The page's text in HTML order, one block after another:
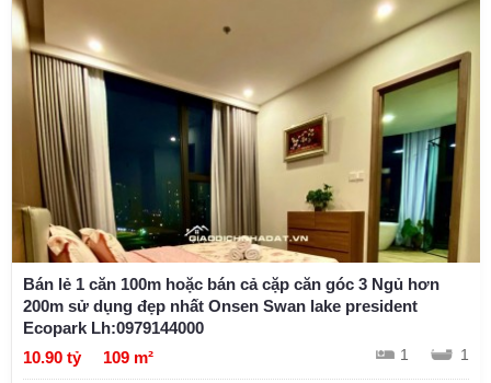
Bán lẻ 1 căn 100m hoặc bán cả cặp căn góc 3 Ngủ hơn
200m sử dụng đẹp nhất Onsen Swan lake president
Ecopark Lh:0979144000
10.90 tỷ
109 m² 1 1